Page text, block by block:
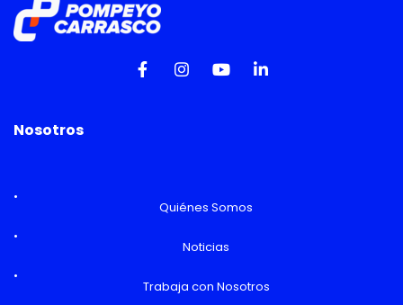
Nosotros
Quiénes Somos
Noticias
Trabaja con Nosotros